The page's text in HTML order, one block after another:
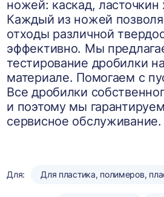
ножей: каскад, ласточкин
Каждый из ножей
отходы различной
эффективно. Мы
тестирование дробилки
материале. Помогаем с
Все дробилки
и поэтому мы
сервисное обслуживание.
Для: Для пластика, полимеров,